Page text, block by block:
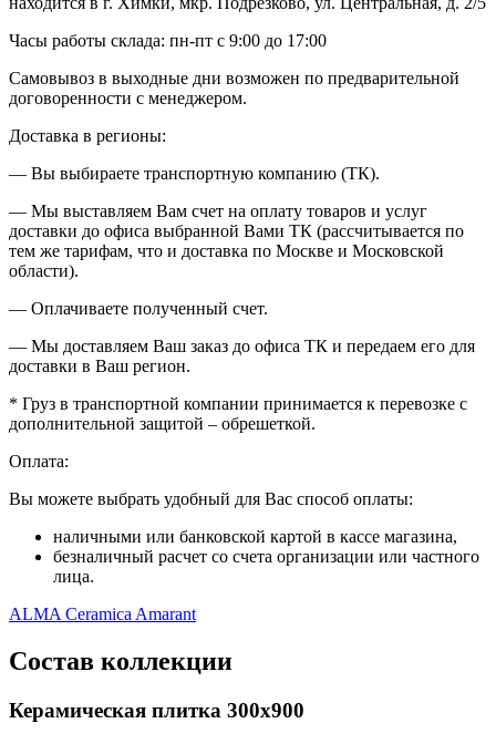
Часы работы склада: пн-пт с 9:00 до 17:00
Самовывоз в выходные дни возможен по предварительной
договоренности с менеджером.
Доставка в регионы:
— Вы выбираете транспортную компанию (ТК).
— Мы выставляем Вам счет на оплату товаров и услуг
доставки до офиса выбранной Вами ТК (рассчитывается по
тем же тарифам, что и доставка по Москве и Московской
области).
— Оплачиваете полученный счет.
— Мы доставляем Ваш заказ до офиса ТК и передаем его для
доставки в Ваш регион.
* Груз в транспортной компании принимается к перевозке с
дополнительной защитой – обрешеткой.
Оплата:
Вы можете выбрать удобный для Вас способ оплаты:
наличными или банковской картой в кассе магазина,
безналичный расчет со счета организации или частного
лица.
ALMA Ceramica Amarant
Состав коллекции
Керамическая плитка 300х900